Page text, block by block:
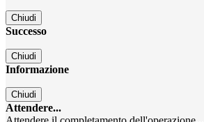
Chiudi
Successo
Chiudi
Informazione
Chiudi
Attendere...